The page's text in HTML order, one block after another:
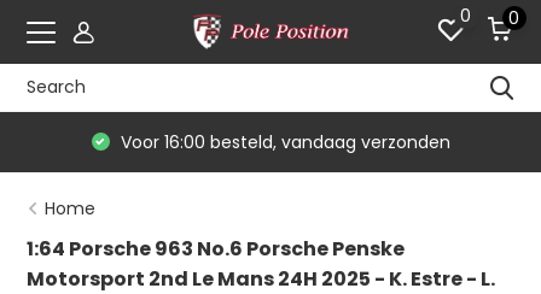
0 0
Voor 16:00 besteld, vandaag verzonden
Home
1:64 Porsche 963 No.6 Porsche Penske
Motorsport 2nd Le Mans 24H 2025 - K. Estre - L.